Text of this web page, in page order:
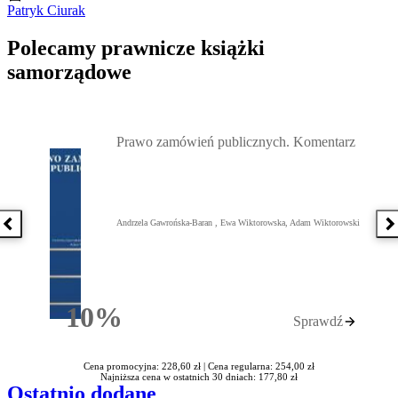
Patryk Ciurak
Polecamy prawnicze książki
samorządowe
Poprzednia książka
10%Rabatu
Prawo zamówień publicznych. Komentarz
Andrzela Gawrońska-Baran , Ewa Wiktorowska, Adam Wiktorowski
Sprawdź
Cena promocyjna: 228,60 zł | Cena regularna: 254,00 zł
Najniższa cena w ostatnich 30 dniach: 177,80 zł